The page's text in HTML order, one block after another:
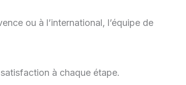
ou à l’international, l’équipe de
à chaque étape.